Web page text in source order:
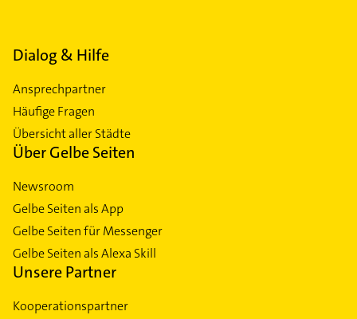
Dialog & Hilfe
Ansprechpartner
Häufige Fragen
Übersicht aller Städte
Über Gelbe Seiten
Newsroom
Gelbe Seiten als App
Gelbe Seiten für Messenger
Gelbe Seiten als Alexa Skill
Unsere Partner
Kooperationspartner